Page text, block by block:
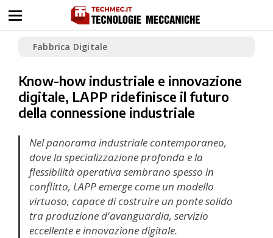
Fabbrica Digitale
Know-how industriale e innovazione
digitale, LAPP ridefinisce il futuro
della connessione industriale
Nel panorama industriale contemporaneo,
dove la specializzazione profonda e la
flessibilità operativa sembrano spesso in
conflitto, LAPP emerge come un modello
virtuoso, capace di costruire un ponte solido
tra produzione d'avanguardia, servizio
eccellente e innovazione digitale.